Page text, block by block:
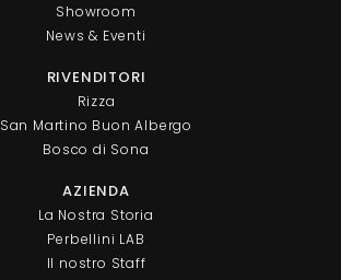
Showroom
News & Eventi
RIVENDITORI
Rizza
San Martino Buon Albergo
Bosco di Sona
AZIENDA
La Nostra Storia
Perbellini LAB
Il nostro Staff